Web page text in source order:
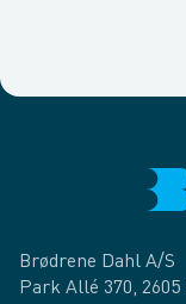
Brødrene Dahl A/S
Park Allé 370, 2605